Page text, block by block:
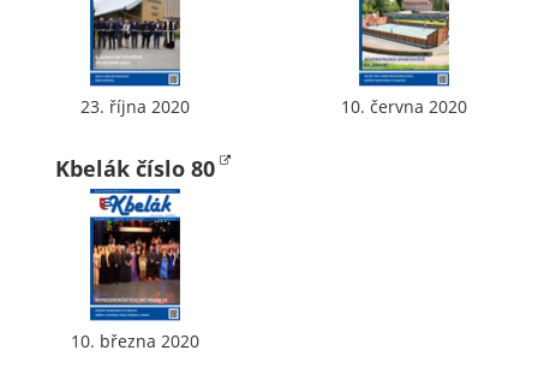
23. října 2020 10. června 2020
Kbelák číslo 80
10. března 2020
Reklamní
cookies
Reklamní cookies